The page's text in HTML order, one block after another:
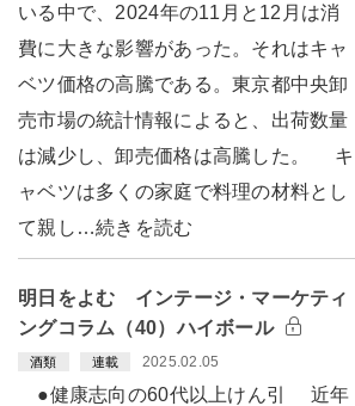
いる中で、2024年の11月と12月は消
費に大きな影響があった。それはキャ
ベツ価格の高騰である。東京都中央卸
売市場の統計情報によると、出荷数量
は減少し、卸売価格は高騰した。 キ
ャベツは多くの家庭で料理の材料とし
て親し…続きを読む
明日をよむ インテージ・マーケティ
ングコラム（40）ハイボール
酒類 連載 2025.02.05
●健康志向の60代以上けん引 近年